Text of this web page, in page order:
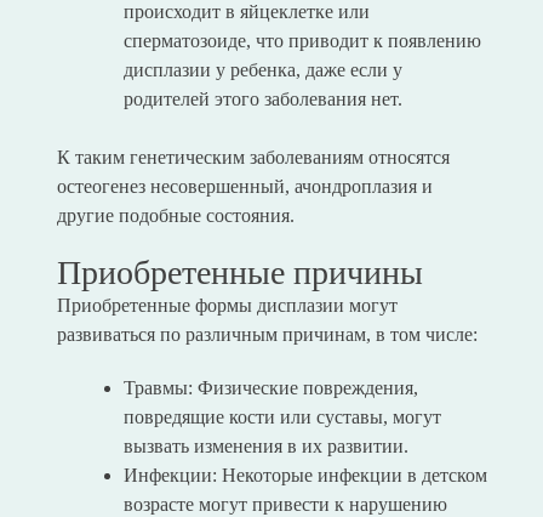
происходит в яйцеклетке или
сперматозоиде, что приводит к появлению
дисплазии у ребенка, даже если у
родителей этого заболевания нет.
К таким генетическим заболеваниям относятся
остеогенез несовершенный, ачондроплазия и
другие подобные состояния.
Приобретенные причины
Приобретенные формы дисплазии могут
развиваться по различным причинам, в том числе:
Травмы: Физические повреждения,
повредящие кости или суставы, могут
вызвать изменения в их развитии.
Инфекции: Некоторые инфекции в детском
возрасте могут привести к нарушению